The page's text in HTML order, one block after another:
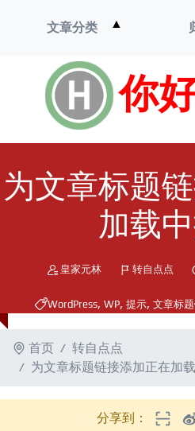
你
文章分类 ▲
单
为文章标题
加载
皇家元林 转自点点
WordPress, WP, 提示, 文章标
首页
转自点点
为文章标题链接添加正在加
分享到：